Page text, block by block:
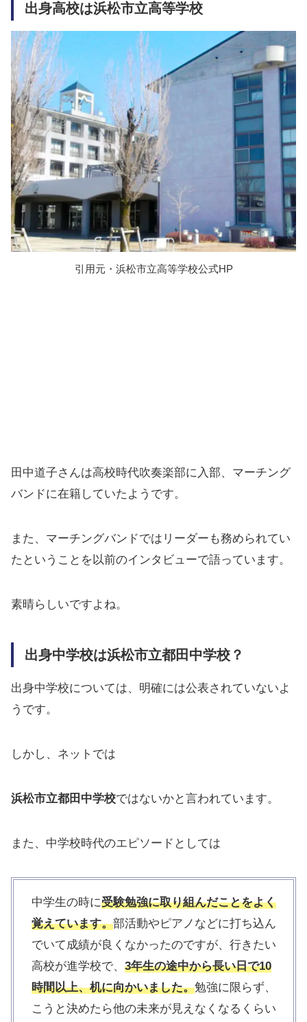
出身高校は浜松市立高等学校
引用元・浜松市立高等学校公式HP
田中道子さんは高校時代吹奏楽部に入部、マーチング
バンドに在籍していたようです。
また、マーチングバンドではリーダーも務められてい
たということを以前のインタビューで語っています。
素晴らしいですよね。
出身中学校は浜松市立都田中学校 ？
出身中学校については、明確には公表されていないよ
うです。
しかし、ネットでは
浜松市立都田中学校ではないかと言われています。
また、中学校時代のエピソードとしては
中学生の時に受験勉強に取り組んだことをよく
覚えています。部活動やピアノなどに打ち込ん
でいて成績が良くなかったのですが、行きたい
高校が進学校で、 3年生の途中から長い日で10
時間以上、机に向かいました。勉強に限らず、
こうと決めたら他の未来が見えなくなるくらい